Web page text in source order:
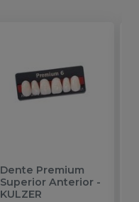
Dente Premium
Superior Anterior-
KULZER